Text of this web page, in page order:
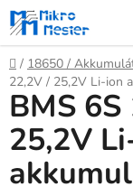
Ugrás
fő
tartalomhoz
Kezdőlap
/ 18650 /
22,2V / 25,2V Li-ion
BMS
25,2V